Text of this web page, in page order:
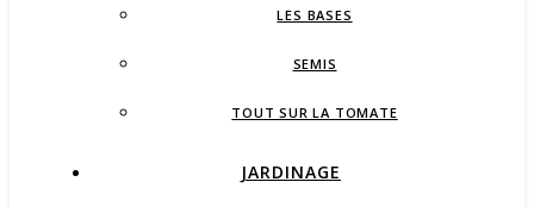
LES BASES
SEMIS
TOUT SUR LA TOMATE
JARDINAGE